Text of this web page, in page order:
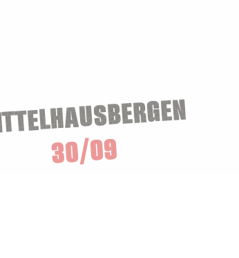
30/09